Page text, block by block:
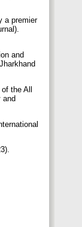
a premier
and
the All
and